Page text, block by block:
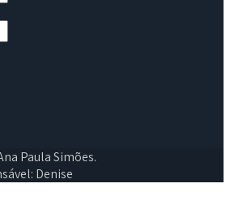
Paula Simões.
Denise